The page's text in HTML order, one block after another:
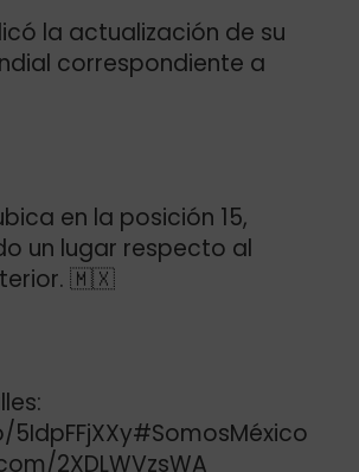
la actualización de su
correspondiente a
en la posición 15,
un lugar respecto al
🇲🇽
#SomosMéxico
2XDLWVzsWA